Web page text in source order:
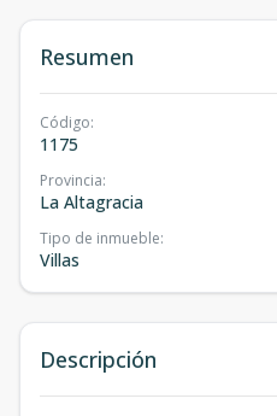
Resumen
Código:
1175
Provincia:
La Altagracia
Tipo de inmueble:
Villas
Descripción